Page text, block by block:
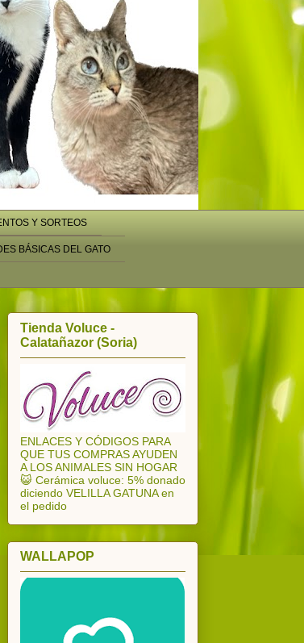
Y SORTEOS
BÁSICAS DEL GATO
Tienda Voluce -
Calatañazor (Soria)
ENLACES Y CÓDIGOS PARA
QUE TUS COMPRAS AYUDEN
A LOS ANIMALES SIN HOGAR
😺 Cerámica voluce: 5% donado
diciendo VELILLA GATUNA en
el pedido
WALLAPOP